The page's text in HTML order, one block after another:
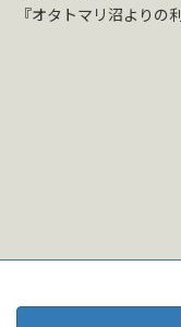
『オタトマリ沼よ